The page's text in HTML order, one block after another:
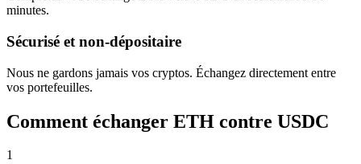
minutes.
Sécurisé et non-dépositaire
Nous ne gardons jamais vos cryptos. Échangez directement entre
vos portefeuilles.
Comment échanger ETH contre USDC
1